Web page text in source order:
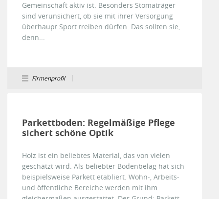
Gemeinschaft aktiv ist. Besonders Stomaträger
sind verunsichert, ob sie mit ihrer Versorgung
überhaupt Sport treiben dürfen. Das sollten sie,
denn...
Firmenprofil
Parkettboden: Regelmäßige Pflege
sichert schöne Optik
Holz ist ein beliebtes Material, das von vielen
geschätzt wird. Als beliebter Bodenbelag hat sich
beispielsweise Parkett etabliert. Wohn-, Arbeits-
und öffentliche Bereiche werden mit ihm